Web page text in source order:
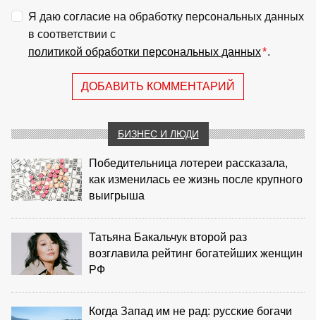
Я даю согласие на обработку персональных данных
в соответствии с
политикой обработки персональных данных*.
ДОБАВИТЬ КОММЕНТАРИЙ
БИЗНЕС И ЛЮДИ
Победительница лотереи рассказала,
как изменилась ее жизнь после крупного
выигрыша
Татьяна Бакальчук второй раз
возглавила рейтинг богатейших женщин
РФ
Когда Запад им не рад: русские богачи